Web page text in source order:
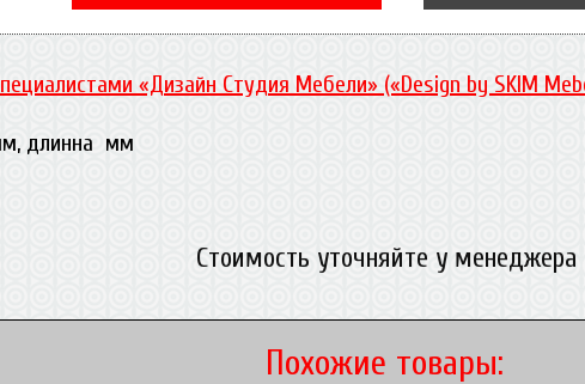
«Дизайн Студия Мебели» («Design by SKIM
длинна мм
Стоимость уточняйте у менеджера
Похожие товары: